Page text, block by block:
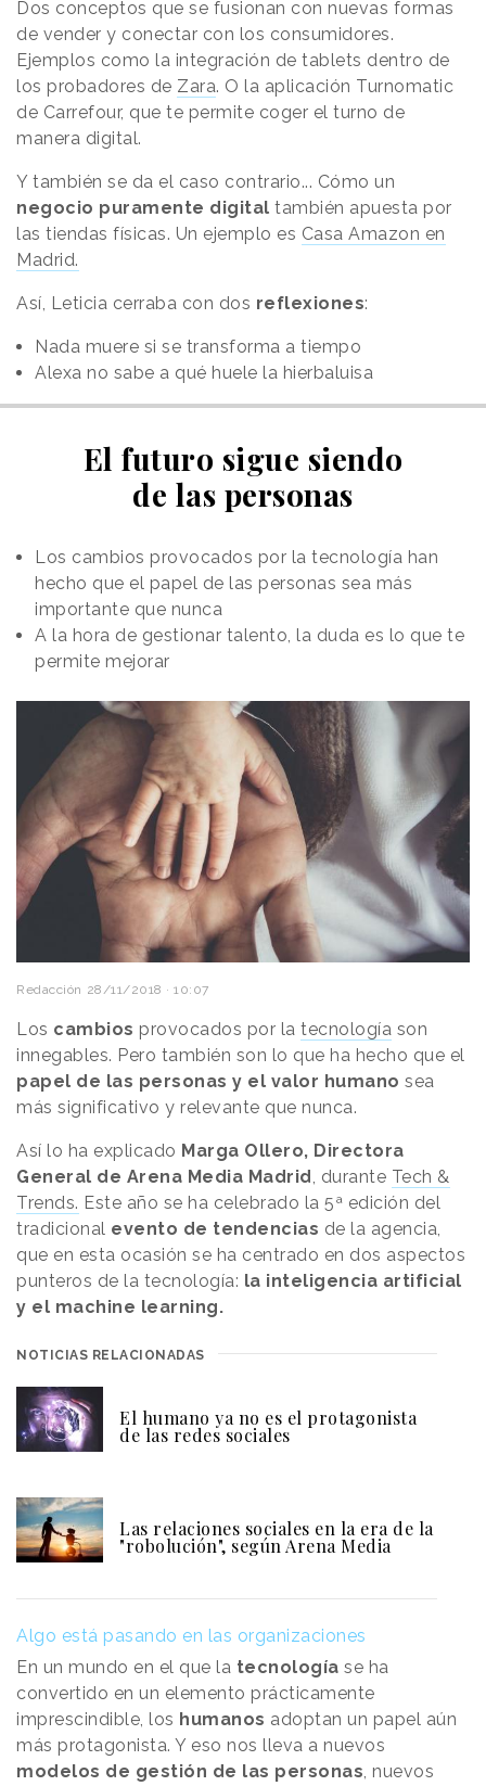
Dos conceptos que se fusionan con nuevas formas
de vender y conectar con los consumidores.
Ejemplos como la integración de tablets dentro de
los probadores de Zara. O la aplicación Turnomatic
de Carrefour, que te permite coger el turno de
manera digital.
Y también se da el caso contrario... Cómo un
negocio puramente digital también apuesta por
las tiendas físicas. Un ejemplo es Casa Amazon en
Madrid.
Así, Leticia cerraba con dos reflexiones:
Nada muere si se transforma a tiempo
Alexa no sabe a qué huele la hierbaluisa
El futuro sigue siendo
de las personas
Los cambios provocados por la tecnología han
hecho que el papel de las personas sea más
importante que nunca
A la hora de gestionar talento, la duda es lo que te
permite mejorar
Redacción 28/11/2018 · 10:07
Los cambios provocados por la tecnología son
innegables. Pero también son lo que ha hecho que el
papel de las personas y el valor humano sea
más significativo y relevante que nunca.
Así lo ha explicado Marga Ollero, Directora
General de Arena Media Madrid, durante Tech &
Trends. Este año se ha celebrado la 5ª edición del
tradicional evento de tendencias de la agencia,
que en esta ocasión se ha centrado en dos aspectos
punteros de la tecnología: la inteligencia artificial
y el machine learning.
NOTICIAS RELACIONADAS
El humano ya no es el protagonista
de las redes sociales
Las relaciones sociales en la era de la
"robolución", según Arena Media
Algo está pasando en las organizaciones
En un mundo en el que la tecnología se ha
convertido en un elemento prácticamente
imprescindible, los humanos adoptan un papel aún
más protagonista. Y eso nos lleva a nuevos
modelos de gestión de las personas, nuevos